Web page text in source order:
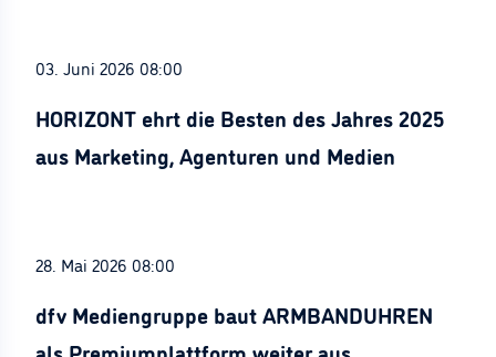
03. Juni 2026 08:00
HORIZONT ehrt die Besten des Jahres 2025
aus Marketing, Agenturen und Medien
28. Mai 2026 08:00
dfv Mediengruppe baut ARMBANDUHREN